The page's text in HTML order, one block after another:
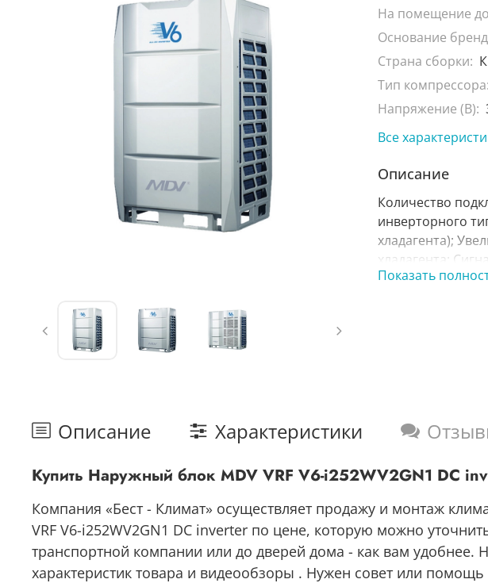
На помещение
Основание
Страна сборки:
Тип компрессора:
Напряжение (В):
Все
Описание
Количество
инверторного
хладагента);
хладагента;
Снижение
Показать
Описание Характеристики
Купить Наружный блок MDV VRF V6-i252WV2GN1 DC
Компания «Бест - Климат» осуществляет продажу и монтаж
VRF V6-i252WV2GN1 DC inverter по цене, которую можно
транспортной компании или до дверей дома - как вам удобнее.
характеристик товара и видеообзоры . Нужен совет или помощь